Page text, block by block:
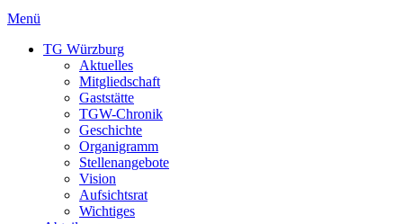
Menü
TG Würzburg
Aktuelles
Mitgliedschaft
Gaststätte
TGW-Chronik
Geschichte
Organigramm
Stellenangebote
Vision
Aufsichtsrat
Wichtiges